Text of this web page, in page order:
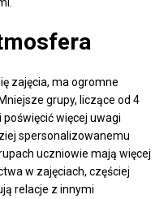
zajęcia, ma ogromne
grupy, liczące od 4
więcej uwagi
spersonalizowanemu
uczniowie mają więcej
w zajęciach, częściej
relacje z innymi